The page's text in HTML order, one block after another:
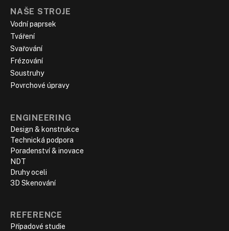
NAŠE STROJE
Vodní paprsek
Tváření
Svařování
Frézování
Soustruhy
Povrchové úpravy
ENGINEERING
Design & konstrukce
Technická podpora
Poradenství & inovace
NDT
Druhy oceli
3D Skenování
REFERENCE
Případové studie